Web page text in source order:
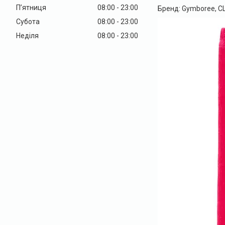
Пʼятниця 08:00
23:00
Субота
08:00
23:00
Неділя
08:00 23:00
Бренд: Gymboree,